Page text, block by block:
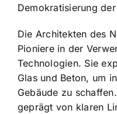
Demokratisierung
Die Architekten des
Pioniere in der
Technologien. Sie
Glas und Beton, um
Gebäude zu
geprägt von klaren